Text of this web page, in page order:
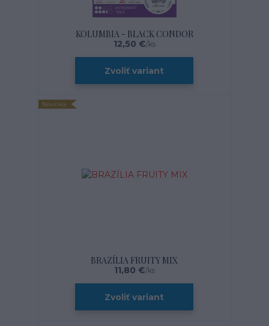
KOLUMBIA - BLACK CONDOR
12,50 €/ks
Zvoliť variant
Novinka
BRAZÍLIA FRUITY MIX
11,80 €/ks
Zvoliť variant